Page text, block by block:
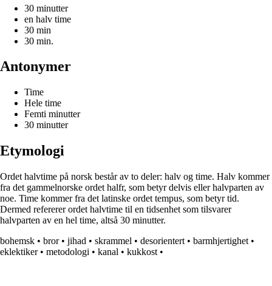
30 minutter
en halv time
30 min
30 min.
Antonymer
Time
Hele time
Femti minutter
30 minutter
Etymologi
Ordet halvtime på norsk består av to deler: halv og time. Halv kommer
fra det gammelnorske ordet halfr, som betyr delvis eller halvparten av
noe. Time kommer fra det latinske ordet tempus, som betyr tid.
Dermed refererer ordet halvtime til en tidsenhet som tilsvarer
halvparten av en hel time, altså 30 minutter.
bohemsk • bror• jihad • skrammel • desorientert • barmhjertighet •
eklektiker• metodologi • kanal • kukkost •